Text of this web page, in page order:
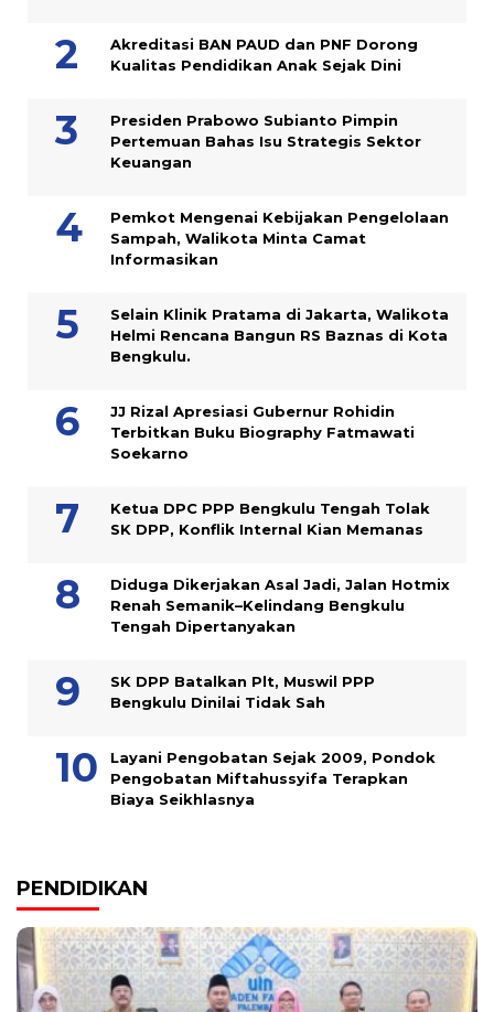
Akreditasi BAN PAUD dan PNF Dorong
Kualitas Pendidikan Anak Sejak Dini
Presiden Prabowo Subianto Pimpin
Pertemuan Bahas Isu Strategis Sektor
Keuangan
Pemkot Mengenai Kebijakan Pengelolaan
Sampah, Walikota Minta Camat
Informasikan
Selain Klinik Pratama di Jakarta, Walikota
Helmi Rencana Bangun RS Baznas di Kota
Bengkulu.
JJ Rizal Apresiasi Gubernur Rohidin
Terbitkan Buku Biography Fatmawati
Soekarno
Ketua DPC PPP Bengkulu Tengah Tolak
SK DPP, Konflik Internal Kian Memanas
Diduga Dikerjakan Asal Jadi, Jalan Hotmix
Renah Semanik–Kelindang Bengkulu
Tengah Dipertanyakan
SK DPP Batalkan Plt, Muswil PPP
Bengkulu Dinilai Tidak Sah
Layani Pengobatan Sejak 2009, Pondok
Pengobatan Miftahussyifa Terapkan
Biaya Seikhlasnya
PENDIDIKAN